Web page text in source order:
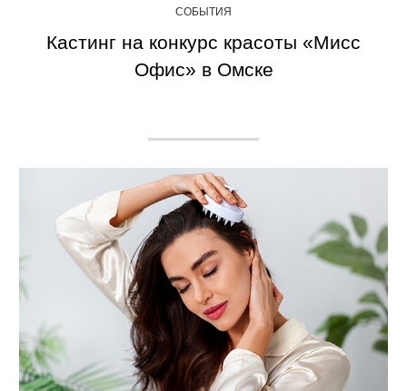
СОБЫТИЯ
Кастинг на конкурс красоты «Мисс
Офис» в Омске